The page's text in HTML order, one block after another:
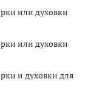
или духовки
или духовки
и духовки для